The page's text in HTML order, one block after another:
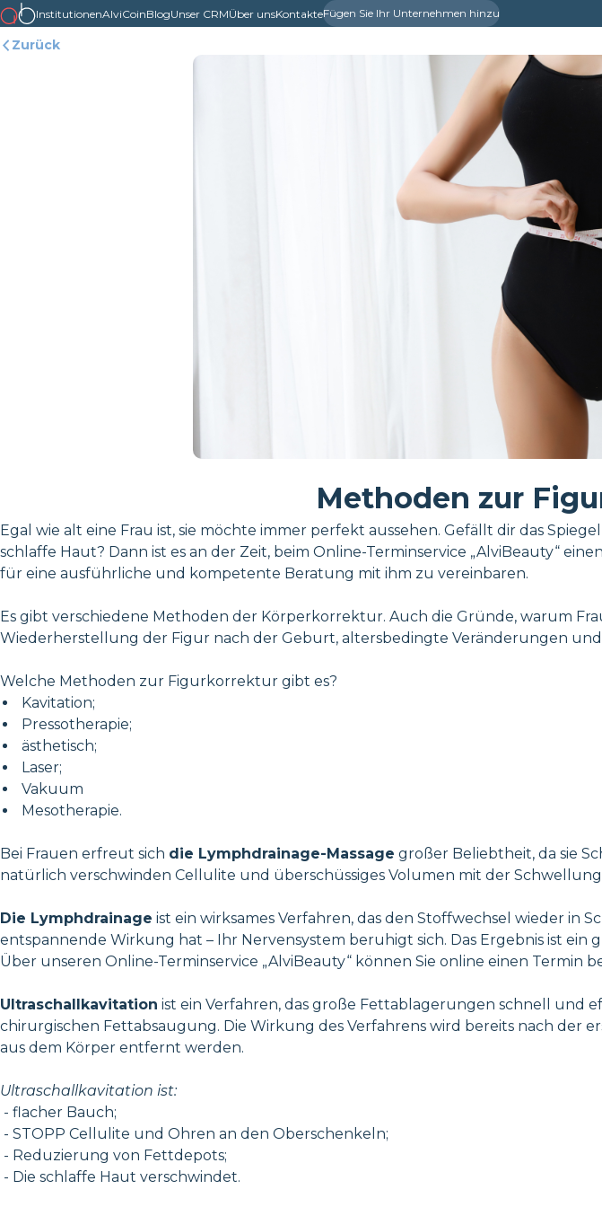
InstitutionenAlviCoinBlogUnser CRMÜber unsKontakteFügen Sie Ihr Unternehmen hinzu
Zurück
Methoden zur
Egal wie alt eine Frau ist, sie möchte immer perfekt aussehen. Gefällt dir das
schlaffe Haut? Dann ist es an der Zeit, beim Online-Terminservice „AlviBeauty“
für eine ausführliche und kompetente Beratung mit ihm zu vereinbaren.
Es gibt verschiedene Methoden der Körperkorrektur. Auch die Gründe, warum
Wiederherstellung der Figur nach der Geburt, altersbedingte Veränderungen
Welche Methoden zur Figurkorrektur gibt es?
Kavitation;
Pressotherapie;
ästhetisch;
Laser;
Vakuum
Mesotherapie.
Bei Frauen erfreut sich die Lymphdrainage-Massage großer Beliebtheit, da sie
natürlich verschwinden Cellulite und überschüssiges Volumen mit der
Die Lymphdrainage ist ein wirksames Verfahren, das den Stoffwechsel wieder in
entspannende Wirkung hat – Ihr Nervensystem beruhigt sich. Das Ergebnis ist
Über unseren Online-Terminservice „AlviBeauty“ können Sie online einen Termin
Ultraschallkavitation ist ein Verfahren, das große Fettablagerungen schnell und
chirurgischen Fettabsaugung. Die Wirkung des Verfahrens wird bereits nach der
aus dem Körper entfernt werden.
Ultraschallkavitation ist:
- flacher Bauch;
- STOPP Cellulite und Ohren an den Oberschenkeln;
- Reduzierung von Fettdepots;
- Die schlaffe Haut verschwindet.